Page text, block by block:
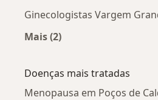
Ginecologistas Vargem
Mais (2)
Doenças mais tratadas
Menopausa em Poços de